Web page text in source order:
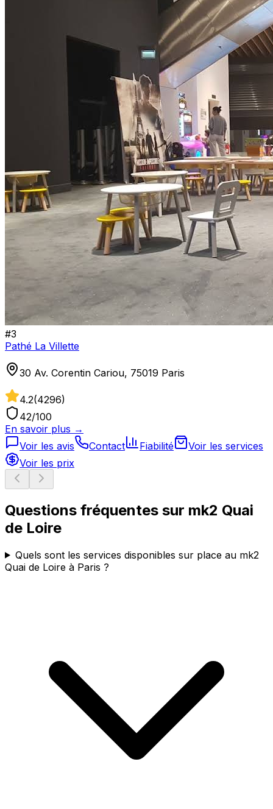
#3
Pathé La Villette
30 Av. Corentin Cariou, 75019 Paris
4.2(4296)
42/100
En savoir plus →
Voir les avis
Contact Fiabilité
Voir les services
Voir les prix
Questions fréquentes sur mk2 Quai
de Loire
Quels sont les services disponibles sur place au mk2
Quai de Loire à Paris ?